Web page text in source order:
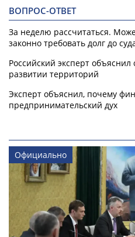
ВОПРОС-ОТВЕТ
За неделю рассчитаться.
законно требовать долг до
Российский эксперт
развитии территорий
Эксперт объяснил, почему
предпринимательский дух
Официально